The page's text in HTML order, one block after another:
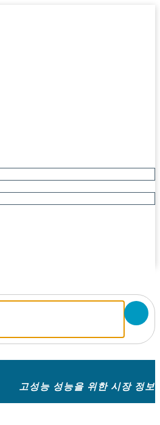
고성능 성능을 위한 시장 정보